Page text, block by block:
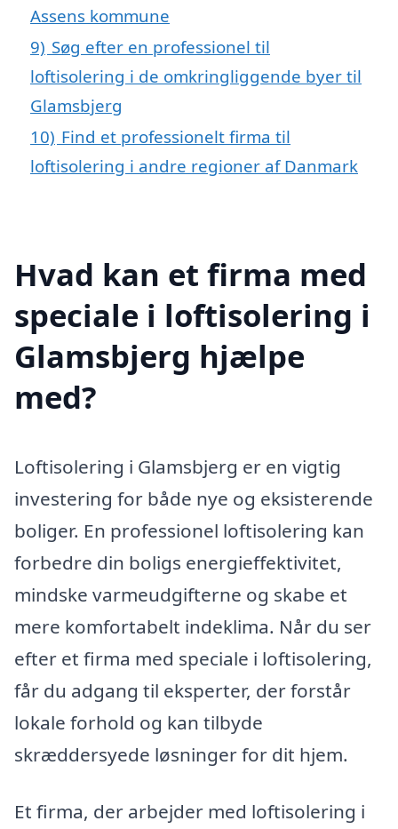
Assens kommune
9) Søg efter en professionel til
loftisolering i de omkringliggende byer til
Glamsbjerg
10) Find et professionelt firma til
loftisolering i andre regioner af Danmark
Hvad kan et firma med
speciale i loftisolering i
Glamsbjerg hjælpe
med?
Loftisolering i Glamsbjerg er en vigtig
investering for både nye og eksisterende
boliger. En professionel loftisolering kan
forbedre din boligs energieffektivitet,
mindske varmeudgifterne og skabe et
mere komfortabelt indeklima. Når du ser
efter et firma med speciale i loftisolering,
får du adgang til eksperter, der forstår
lokale forhold og kan tilbyde
skræddersyede løsninger for dit hjem.
Et firma, der arbejder med loftisolering i